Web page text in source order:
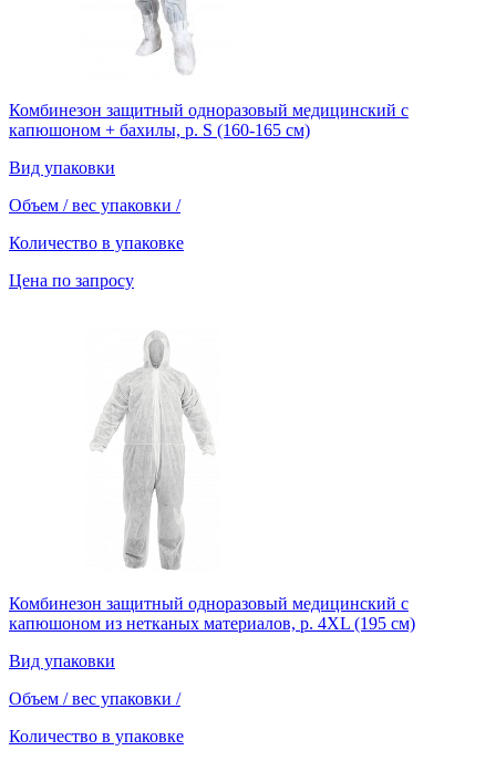
Комбинезон защитный одноразовый медицинский с
капюшоном + бахилы, р. S (160-165 см)
Вид упаковки
Объем / вес упаковки /
Количество в упаковке
Цена по запросу
Комбинезон защитный одноразовый медицинский с
капюшоном из нетканых материалов, р. 4XL (195 см)
Вид упаковки
Объем / вес упаковки /
Количество в упаковке